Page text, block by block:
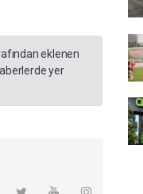
eklenen
yer